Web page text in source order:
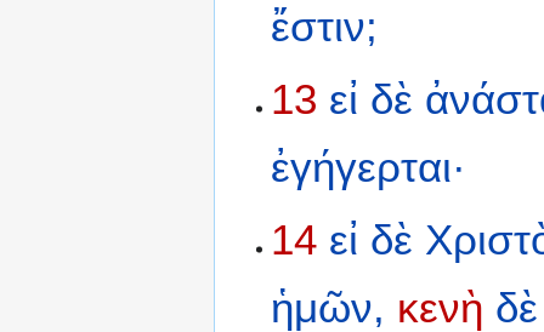
ἔστιν;
13 εἰ δὲ
ἐγήγερται·
14 εἰ δὲ
ἡμῶν, κενὴ δὲ